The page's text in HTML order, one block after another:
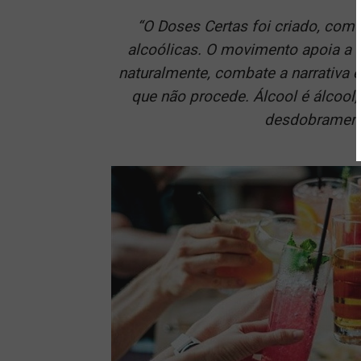
“O Doses Certas foi criado,
alcoólicas. O movimento apoia a
naturalmente, combate a narrativa
que não procede. Álcool é